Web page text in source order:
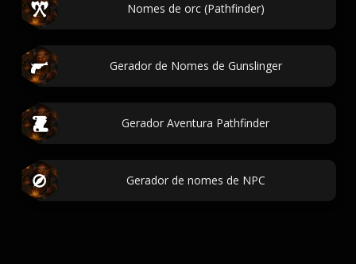
Nomes de orc (Pathfinder)
Gerador de Nomes de Gunslinger
Gerador Aventura Pathfinder
Gerador de nomes de NPC